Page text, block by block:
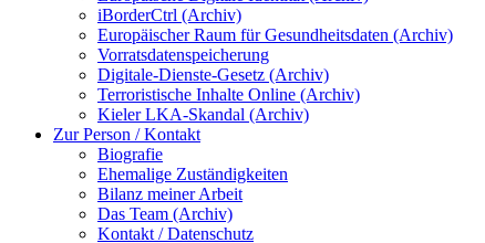
iBorderCtrl (Archiv)
Europäischer Raum für Gesundheitsdaten (Archiv)
Vorratsdatenspeicherung
Digitale-Dienste-Gesetz (Archiv)
Terroristische Inhalte Online (Archiv)
Kieler LKA-Skandal (Archiv)
Zur Person / Kontakt
Biografie
Ehemalige Zuständigkeiten
Bilanz meiner Arbeit
Das Team (Archiv)
Kontakt / Datenschutz